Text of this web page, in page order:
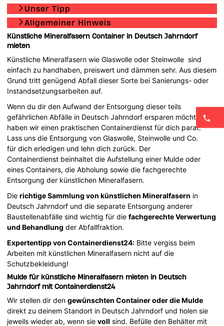
Unser Tipp
Allgemeiner Hinweis
Künstliche Mineralfasern Container in Deutsch Jahrndorf
mieten
Künstliche Mineralfasern wie Glaswolle oder Steinwolle sind
einfach zu handhaben, preiswert und dämmen sehr. Aus diesem
Grund tritt genügend Abfall dieser Sorte bei Sanierungs- oder
Instandsetzungsarbeiten auf.
Wenn du dir den Aufwand der Entsorgung dieser teils
gefährlichen Abfälle in Deutsch Jahrndorf ersparen möchtest,
haben wir einen praktischen Containerdienst für dich parat.
Lass uns die Entsorgung von Glaswolle, Steinwolle und Co.
für dich erledigen und lehn dich zurück. Der
Containerdienst beinhaltet die Aufstellung einer Mulde oder
eines Containers, die Abholung sowie die fachgerechte
Entsorgung der künstlichen Mineralfasern.
Dierichtige Sammlung von künstlichen Mineralfasern in
Deutsch Jahrndorf und die separate Entsorgung anderer
Baustellenabfälle sind wichtig für diefachgerechte Verwertung
und Behandlung der Abfallfraktion.
Expertentipp von Containerdienst24: Bitte vergiss beim
Arbeiten mit künstlichen Mineralfasern nicht auf die
Schutzbekleidung!
Mulde für künstliche Mineralfasern mieten in Deutsch
Jahrndorf mit Containerdienst24
Wir stellen dir dengewünschten Container oder die Mulde
direkt zu deinem Standort in Deutsch Jahrndorf und holen sie
jeweils wieder ab, wenn sievoll sind. Befülle den Behälter mit